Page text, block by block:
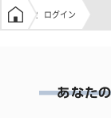
学生の窓口トップ
ログイン